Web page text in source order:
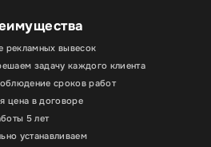
рекламных вывесок
задачу каждого клиента
сроков работ
цена в договоре
5 лет
устанавливаем